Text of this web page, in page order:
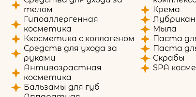
телом
Гипоаллергенная
косметика
Ккосметика с коллагеном
Средств для ухода за
руками
Антивозрастная
косметика
Бальзамы для губ
Крема
Мыла
Паста
Паста
Скрабы
SPA